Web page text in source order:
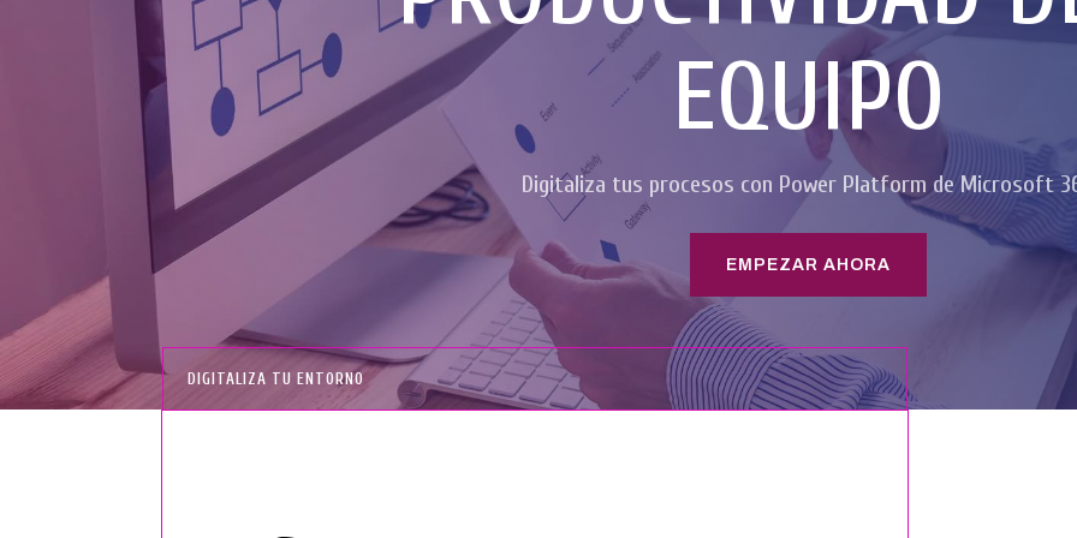
EQUIPO
Digitaliza tus procesos con Power Platform de Microsoft
EMPEZAR AHORA
DIGITALIZA TU ENTORNO